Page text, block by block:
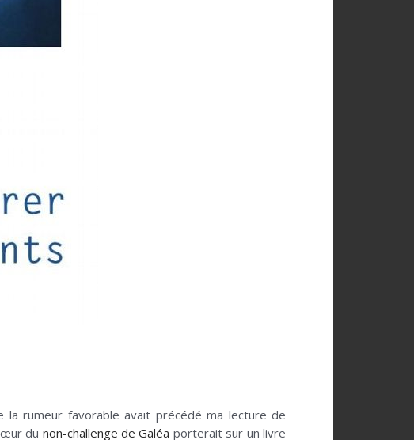
rumeur favorable avait précédé ma lecture de
du non-challenge de Galéa porterait sur un livre